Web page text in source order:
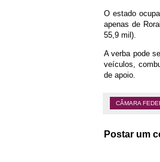
O estado
apenas de
55,9 mil).
A verba pode
veículos,
de apoio.
CÂMARA
Postar um